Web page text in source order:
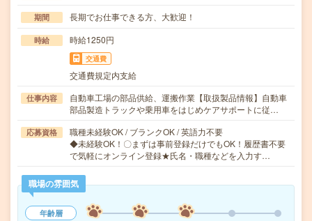
期間 長期でお仕事できる方、大歓迎！
時給 時給1250円
交通費
交通費規定内支給
仕事内容
自動車工場の部品供給、運搬作業【取扱製品情報】自動車
部品製造トラックや乗用車をはじめケアサポートに従…
応募資格
職種未経験OK / ブランクOK / 英語力不要
◆未経験OK！〇まずは事前登録だけでもOK！履歴書不要
で気軽にオンライン登録★氏名・職種などを入力す…
職場の雰囲気
年齢層